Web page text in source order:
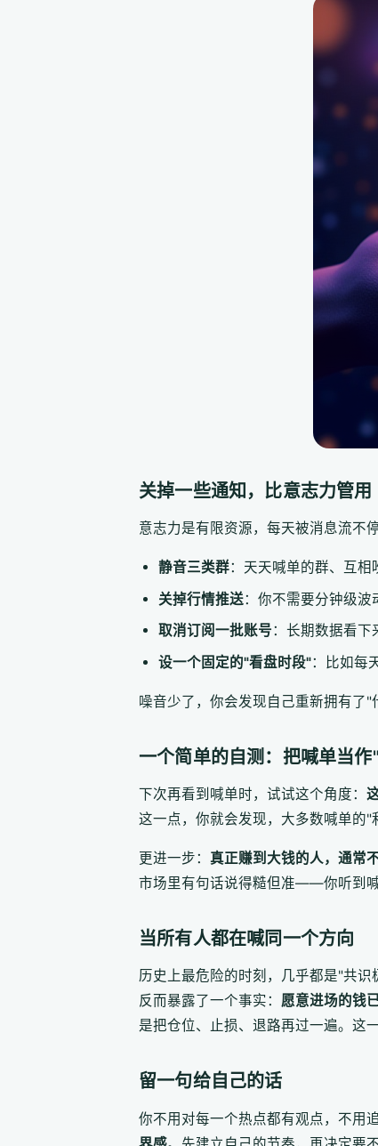
关掉一些通知，比意志力管用
意志力是有限资源，每天被消息流不
静音三类群：天天喊单的群、互相
关掉行情推送：你不需要分钟级波
取消订阅一批账号：长期数据看下
设一个固定的"看盘时段"：比如每
噪音少了，你会发现自己重新拥有了"
一个简单的自测：把喊单当
下次再看到喊单时，试试这个角度：
这一点，你就会发现，大多数喊单的
更进一步： 真正赚到大钱的人，通常
市场里有句话说得糙但准——你听到
当所有人都在喊同一个方向
历史上最危险的时刻，几乎都是"共
反而暴露了一个事实： 愿意进场的钱
是把仓位、止损、退路再过一遍。这
留一句给自己的话
你不用对每一个热点都有观点，不用